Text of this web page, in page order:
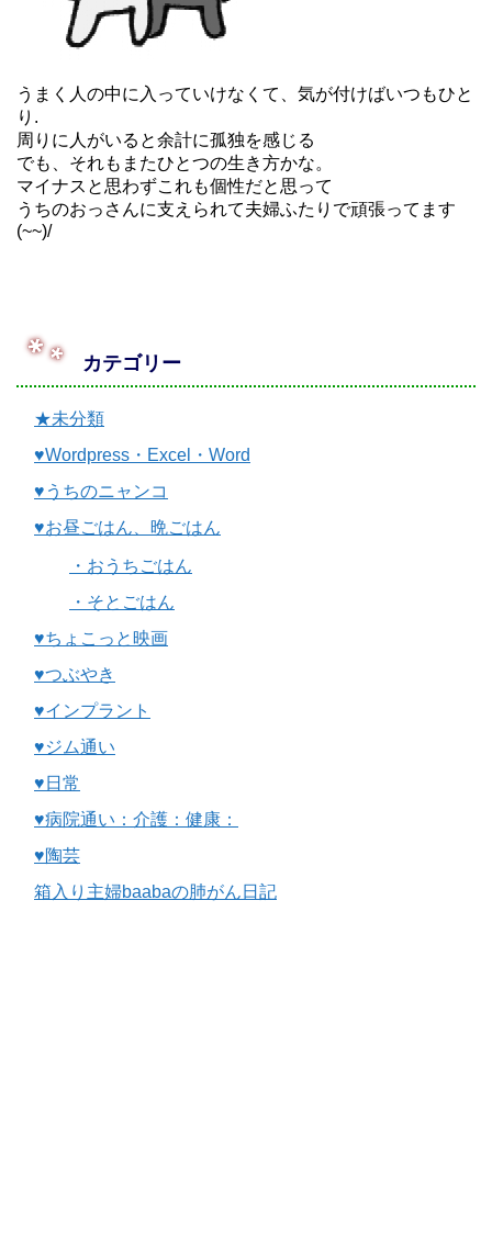
うまく人の中に入っていけなくて、気が付けばいつもひと
り.
周りに人がいると余計に孤独を感じる
でも、それもまたひとつの生き方かな。
マイナスと思わずこれも個性だと思って
うちのおっさんに支えられて夫婦ふたりで頑張ってます
(~~)/
カテゴリー
★未分類
♥Wordpress・Excel・Word
♥うちのニャンコ
♥お昼ごはん、晩ごはん
・おうちごはん
・そとごはん
♥ちょこっと映画
♥つぶやき
♥インプラント
♥ジム通い
♥日常
♥病院通い：介護：健康：
♥陶芸
箱入り主婦baabaの肺がん日記